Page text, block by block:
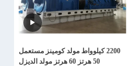
2200 كيلوواط مولد كومينز مستعمل
50 هرتز 60 هرتز مولد الديزل